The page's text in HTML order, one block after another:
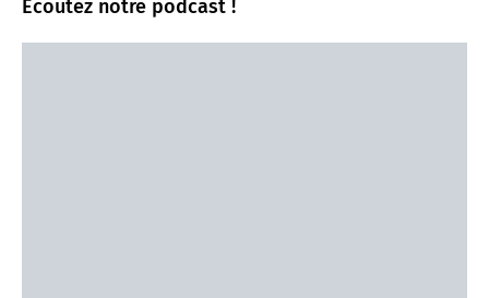
Écoutez notre podcast !